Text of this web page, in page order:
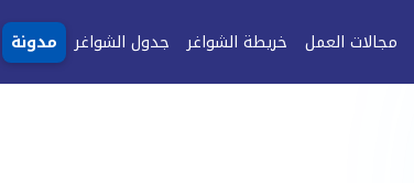
مجالات العمل خريطة الشواغر جدول الشواغر مدونة